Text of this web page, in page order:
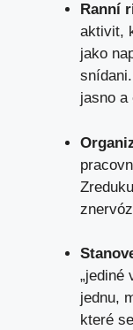
Ranní
aktivit,
jako
jasno a
„jediné
jednu,
které